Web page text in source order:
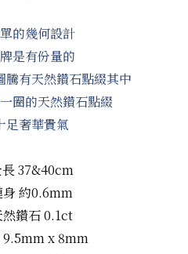
的幾何設計
是有份量的
騰有天然鑽石點綴其中
圈的天然鑽石點綴
足奢華貴氣
37&40cm
身 約0.6mm
然鑽石0.1ct
9.5mm x 8mm